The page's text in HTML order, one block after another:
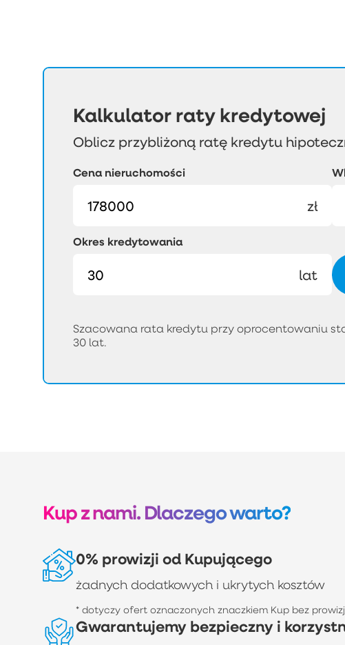
Kalkulator raty kredytowej
Oblicz przybliżoną ratę kredytu
Cena nieruchomości
zł
Okres kredytowania
lat
Szacowana rata kredytu przy oprocentowaniu
30 lat.
Kup z nami. Dlaczego warto?
0% prowizji od Kupującego
żadnych dodatkowych i ukrytych kosztów
* dotyczy ofert oznaczonych znaczkiem Kup bez
Gwarantujemy bezpieczny i